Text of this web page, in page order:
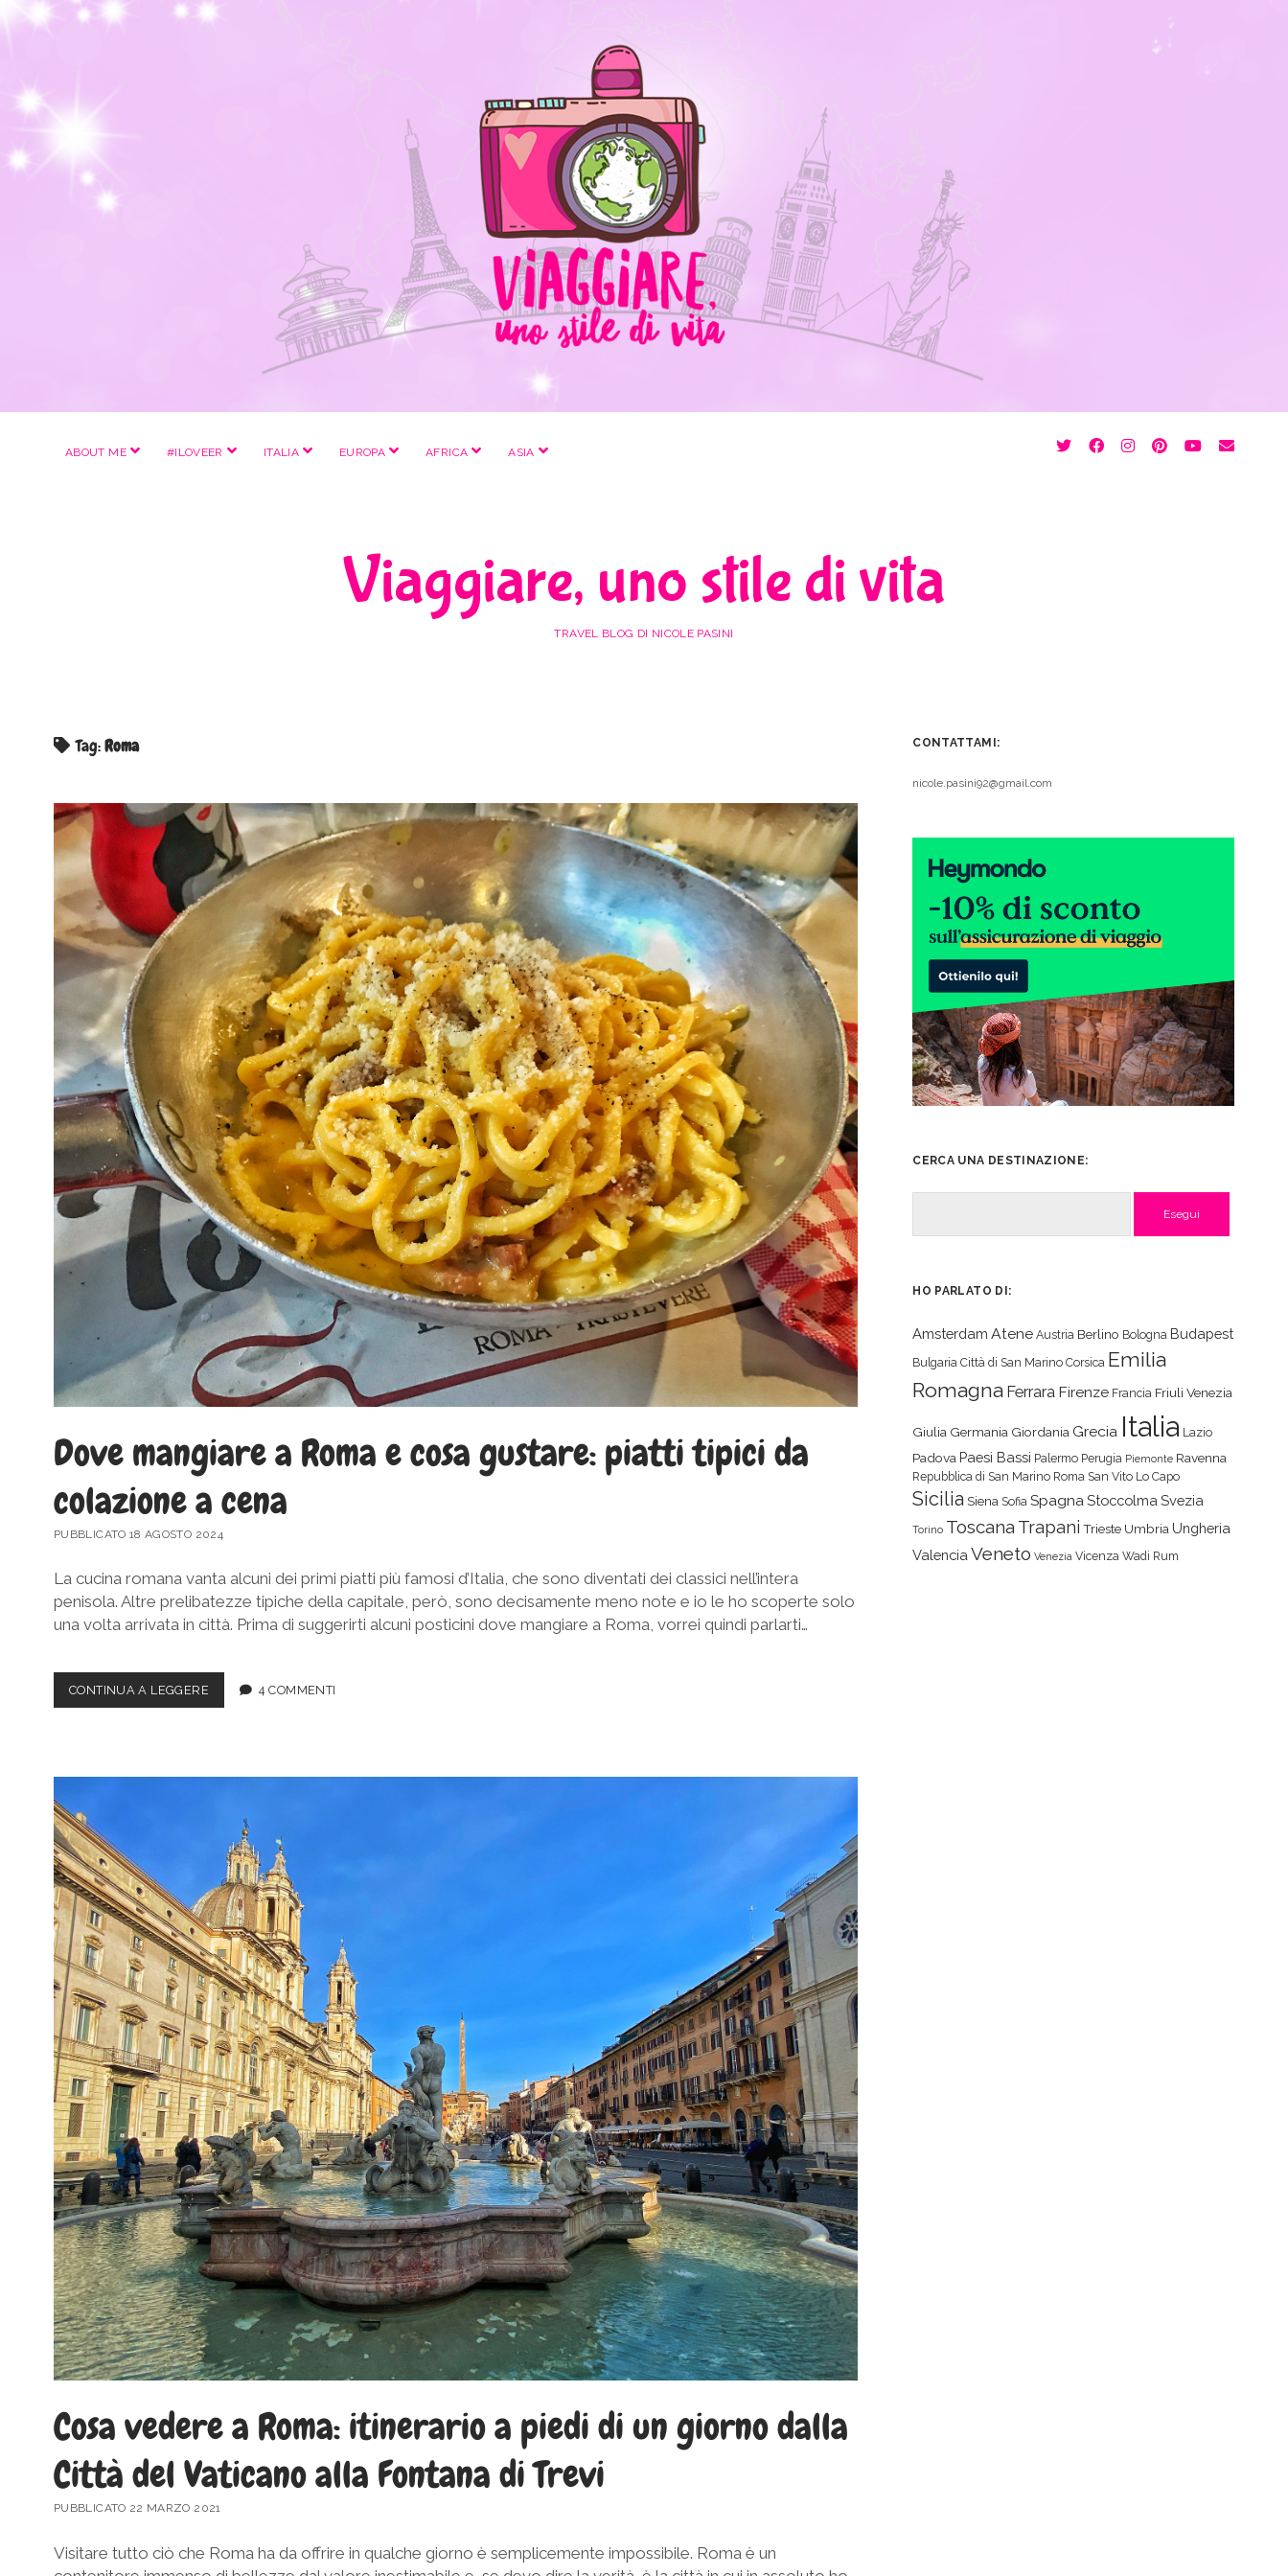
ABOUT ME apri
#ILOVEER apri
ITALIA apri
EUROPA apri
AFRICA apri
ASIA apri
twitterfacebookinstagram
pinterest
youtube
email
Viaggiare, uno stile di vita
TRAVEL BLOG DI NICOLE PASINI
Tag:Roma
Dove mangiare a Roma e cosa gustare: piatti tipici da
colazione a cena
PUBBLICATO 18 AGOSTO 2024
La cucina romana vanta alcuni dei primi piatti più famosi d’Italia, che sono diventati dei classici nell’intera
penisola. Altre prelibatezze tipiche della capitale, però, sono decisamente meno note e io le ho scoperte solo
una volta arrivata in città. Prima di suggerirti alcuni posticini dove mangiare a Roma, vorrei quindi parlarti…
CONTINUA A LEGGEREDOVE
MANGIARE
COSA
PIATTI
DA
COLAZIONE
A
CENA
4 COMMENTI
Cosa vedere a Roma: itinerario a piedi di un giorno dalla
Città del Vaticano alla Fontana di Trevi
PUBBLICATO 22 MARZO 2021
Visitare tutto ciò che Roma ha da offrire in qualche giorno è semplicemente impossibile. Roma è un
CONTATTAMI:
nicole.pasini92@gmail.com
CERCA UNA DESTINAZIONE:
HO PARLATO DI:
Amsterdam Atene Austria Berlino Bologna Budapest
Bulgaria Città di San Marino Corsica Emilia
Romagna Ferrara Firenze Francia Friuli Venezia
Giulia Germania Giordania Grecia Italia Lazio
Padova Paesi Bassi Palermo Perugia Piemonte Ravenna
Repubblica di San Marino Roma San Vito Lo Capo
Sicilia Siena Sofia SpagnaStoccolma Svezia
Torino Toscana Trapani Trieste Umbria Ungheria
Valencia Veneto Venezia Vicenza Wadi Rum